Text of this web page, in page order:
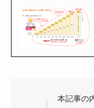
本記事の